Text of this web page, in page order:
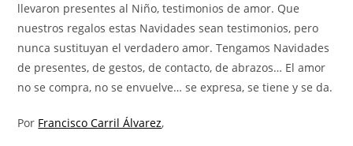
llevaron presentes al Niño, testimonios de amor. Que
nuestros regalos estas Navidades sean testimonios, pero
nunca sustituyan el verdadero amor. Tengamos Navidades
de presentes, de gestos, de contacto, de abrazos… El amor
no se compra, no se envuelve… se expresa, se tiene y se da.
Por Francisco Carril Álvarez,